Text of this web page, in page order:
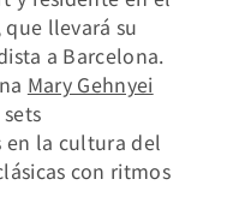
llevará su
a Barcelona.
Mary Gehnyei
la cultura del
con ritmos